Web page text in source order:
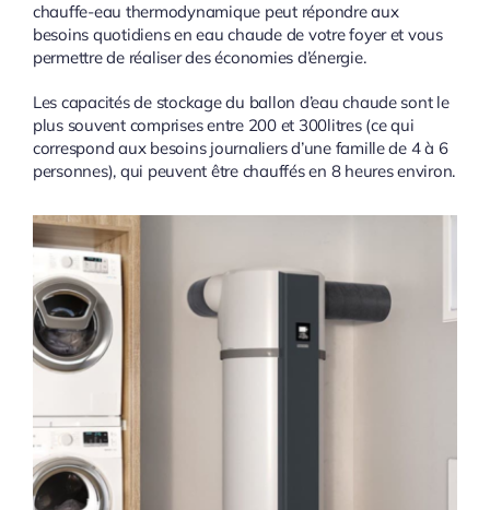
chauffe-eau thermodynamique peut répondre aux
besoins quotidiens en eau chaude de votre foyer et vous
permettre de réaliser des économies d’énergie.
Les capacités de stockage du ballon d’eau chaude sont le
plus souvent comprises entre 200 et 300litres (ce qui
correspond aux besoins journaliers d’une famille de 4 à 6
personnes), qui peuvent être chauffés en 8 heures environ.